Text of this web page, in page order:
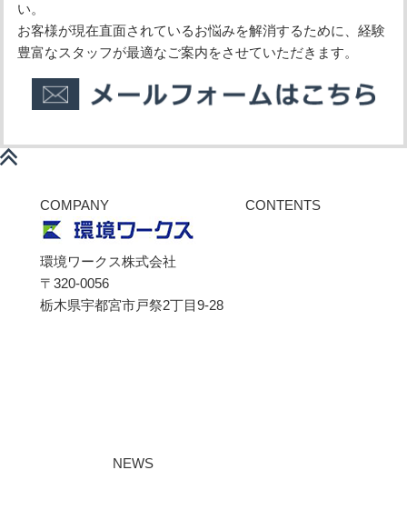
い。
お客様が現在直面されているお悩みを解消するために、経験
豊富なスタッフが最適なご案内をさせていただきます。
COMPANY
環境ワークス株式会社
〒320-0056
栃木県宇都宮市戸祭2丁目9-28
CONTENTS
NEWS